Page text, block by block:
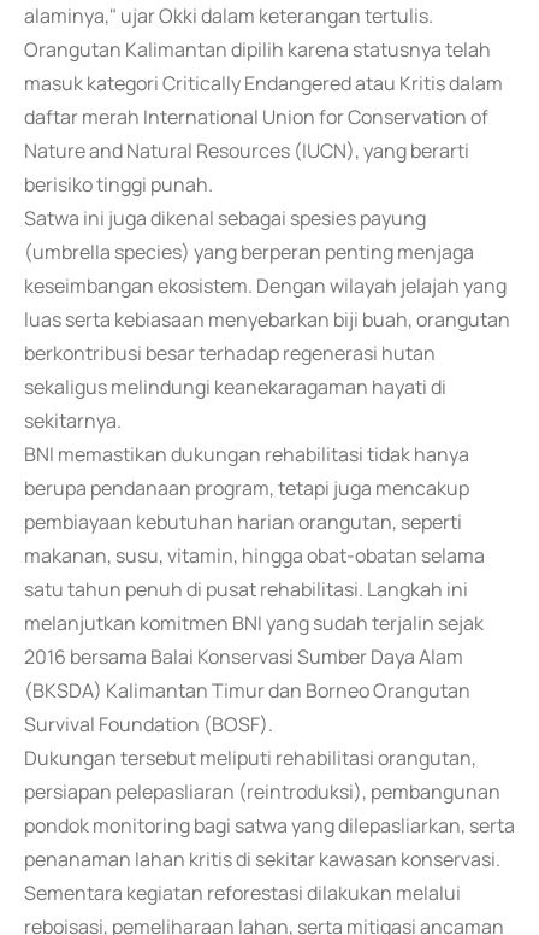
alaminya," ujar Okki dalam keterangan tertulis.
Orangutan Kalimantan dipilih karena statusnya telah
masuk kategori Critically Endangered atau Kritis dalam
daftar merah International Union for Conservation of
Nature and Natural Resources (IUCN), yang berarti
berisiko tinggi punah.
Satwa ini juga dikenal sebagai spesies payung
(umbrella species) yang berperan penting menjaga
keseimbangan ekosistem. Dengan wilayah jelajah yang
luas serta kebiasaan menyebarkan biji buah, orangutan
berkontribusi besar terhadap regenerasi hutan
sekaligus melindungi keanekaragaman hayati di
sekitarnya.
BNI memastikan dukungan rehabilitasi tidak hanya
berupa pendanaan program, tetapi juga mencakup
pembiayaan kebutuhan harian orangutan, seperti
makanan, susu, vitamin, hingga obat-obatan selama
satu tahun penuh di pusat rehabilitasi. Langkah ini
melanjutkan komitmen BNI yang sudah terjalin sejak
2016 bersama Balai Konservasi Sumber Daya Alam
(BKSDA) Kalimantan Timur dan Borneo Orangutan
Survival Foundation (BOSF).
Dukungan tersebut meliputi rehabilitasi orangutan,
persiapan pelepasliaran (reintroduksi), pembangunan
pondok monitoring bagi satwa yang dilepasliarkan, serta
penanaman lahan kritis di sekitar kawasan konservasi.
Sementara kegiatan reforestasi dilakukan melalui
reboisasi, pemeliharaan lahan, serta mitigasi ancaman